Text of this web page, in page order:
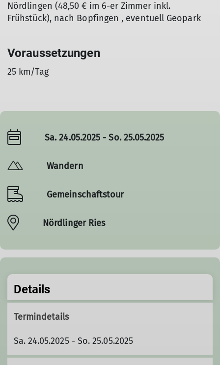
Nördlingen (48,50 € im 6-er Zimmer inkl.
Frühstück), nach Bopfingen , eventuell Geopark
Voraussetzungen
25 km/Tag
Sa. 24.05.2025 - So. 25.05.2025
Wandern
Gemeinschaftstour
Nördlinger Ries
Details
Termindetails
Sa. 24.05.2025 - So. 25.05.2025